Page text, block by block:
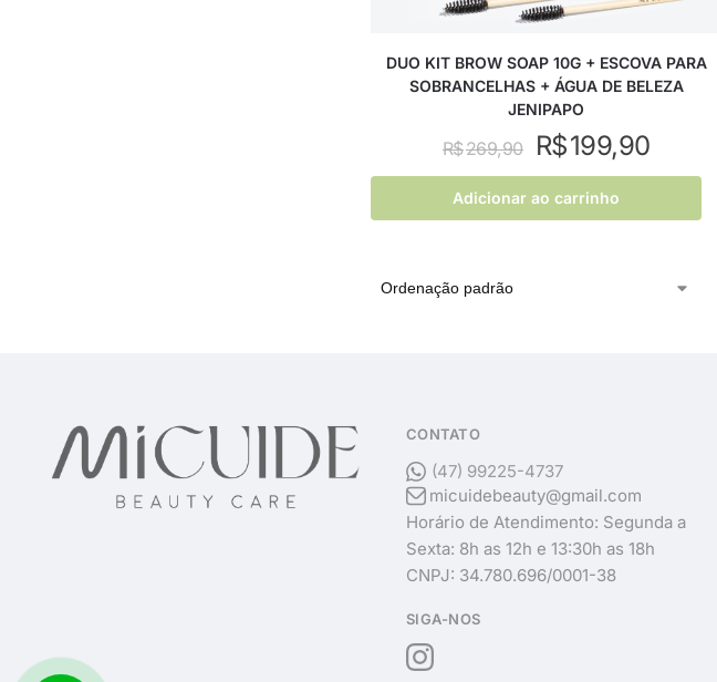
DUO KIT BROW SOAP 10G + ESCOVA PARA
SOBRANCELHAS + ÁGUA DE BELEZA
JENIPAPO
R$269,90 R$199,90
Adicionar ao carrinho
CONTATO
(47) 99225-4737
micuidebeauty@gmail.com
Horário de Atendimento: Segunda a
Sexta: 8h as 12h e 13:30h as 18h
CNPJ: 34.780.696/0001-38
SIGA-NOS